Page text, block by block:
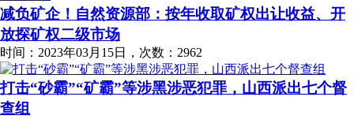
减负矿企！自然资源部：按年收取矿权出让收益、开
放探矿权二级市场
时间：2023年03月15日，次数：2962
打击“砂霸”“矿霸”等涉黑涉恶犯罪，山西派出七个督
查组